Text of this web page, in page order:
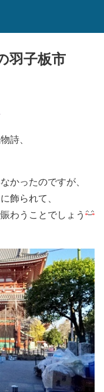
羽子板市
詩、
かったのですが、
飾られて、
わうことでしょう